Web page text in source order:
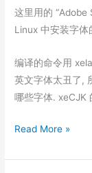
这里用的
Linux 中安装字体
编译的命令用
英文字体太丑了,
哪些字体. xeCJK
TeX
2008
Read More »